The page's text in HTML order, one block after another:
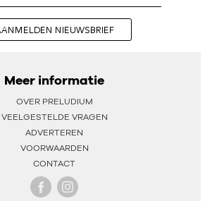
NIEUWSBRIEF
Meer informatie
OVER PRELUDIUM
VEELGESTELDE VRAGEN
ADVERTEREN
VOORWAARDEN
CONTACT